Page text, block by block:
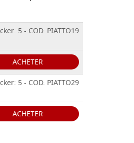
5 - COD. PIATTO19
ACHETER
5 - COD. PIATTO29
ACHETER